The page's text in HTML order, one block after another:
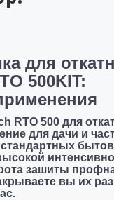
для
500KIT:
RTO 500 для
для дачи и
зашиты
вы их